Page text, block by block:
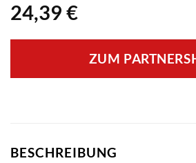
24,39 €
ZUM
BESCHREIBUNG